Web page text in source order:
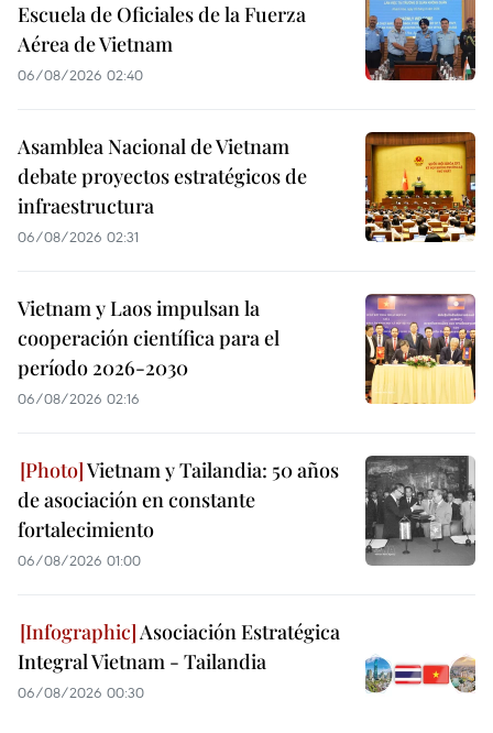
Escuela de Oficiales de la Fuerza
Aérea de Vietnam
06/08/2026 02:40
Asamblea Nacional de Vietnam
debate proyectos estratégicos de
infraestructura
06/08/2026 02:31
Vietnam y Laos impulsan la
cooperación científica para el
período 2026-2030
06/08/2026 02:16
Vietnam y Tailandia: 50 años
de asociación en constante
fortalecimiento
06/08/2026 01:00
Asociación Estratégica
Integral Vietnam - Tailandia
06/08/2026 00:30